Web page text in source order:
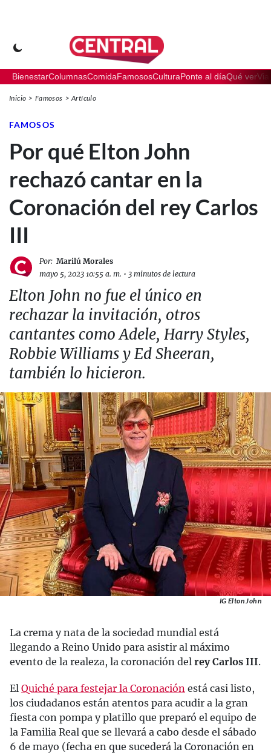
BienestarColumnasComidaFamososCulturaPonte al díaQué ver
Inicio Famosos Artículo
FAMOSOS
Por qué Elton John
rechazó cantar en la
Coronación del rey Carlos
III
Por: Marilú Morales
mayo 5, 2023 10:55 a. m. • 3 minutos de lectura
Elton John no fue el único en
rechazar la invitación, otros
cantantes como Adele, Harry Styles,
Robbie Williams y Ed Sheeran,
también lo hicieron.
IG Elton John
La crema y nata de la sociedad mundial está
llegando a Reino Unido para asistir al máximo
evento de la realeza, la coronación del rey Carlos III.
El Quiché para festejar la Coronación está casi listo,
los ciudadanos están atentos para acudir a la gran
fiesta con pompa y platillo que preparó el equipo de
la Familia Real que se llevará a cabo desde el sábado
6 de mayo (fecha en que sucederá la Coronación en